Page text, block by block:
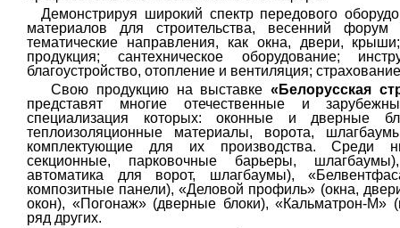
Демонстрируя широкий спектр передового
материалов для строительства, весенний форум
тематические направления, как окна, двери,
продукция; сантехническое оборудование;
благоустройство, отопление и вентиляция;
Свою продукцию на выставке«Белорусская
представят многие отечественные и
специализация которых: оконные и дверные
теплоизоляционные материалы, ворота,
комплектующие для их производства. Среди
секционные, парковочные барьеры,
автоматика для ворот, шлагбаумы),
композитные панели),«Деловой профиль» (окна,
окон), «Погонаж» (дверные блоки), «Кальматрон-М»
ряд других.